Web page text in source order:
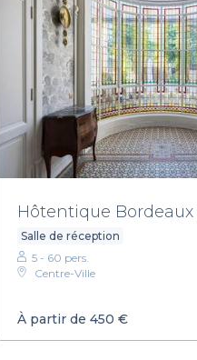
Hôtentique Bordeaux
Salle de réception
5 - 60 pers.
Centre-Ville
À partir de 450 €